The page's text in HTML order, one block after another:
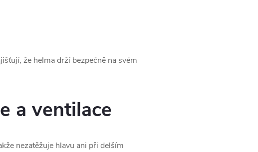
že helma drží bezpečně na svém
a ventilace
nezatěžuje hlavu ani při delším